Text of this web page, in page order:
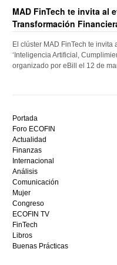
MAD FinTech te invita al
Transformación
El clúster MAD FinTech te
‘Inteligencia Artificial,
organizado por eBill el 12 de
mejor
bono
sin
depósito
casino
en
España,
visita
este
sitio
restaurantedonmauro.es
y
Portada
Foro ECOFIN
Actualidad
Finanzas
Internacional
Análisis
Comunicación
Mujer
Congreso
ECOFIN TV
FinTech
Libros
Buenas Prácticas